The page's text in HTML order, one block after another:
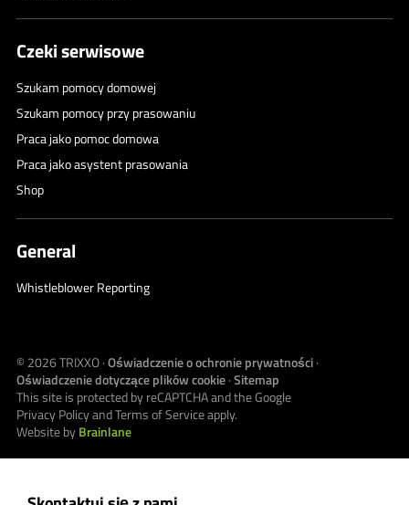
Czeki serwisowe
Szukam pomocy domowej
Szukam pomocy przy prasowaniu
Praca jako pomoc domowa
Praca jako asystent prasowania
Shop
General
Whistleblower Reporting
© 2026TRIXXO·Oświadczenie o ochronie prywatności·
Oświadczenie dotyczące plików cookie·Sitemap
This site is protected by reCAPTCHA and the Google
Privacy PolicyandTerms of Serviceapply.
Website byBrainlane